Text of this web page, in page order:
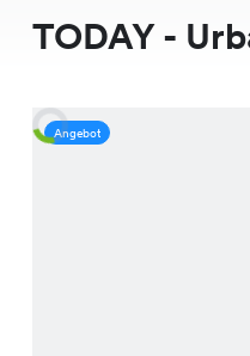
TODAY -
Angebot